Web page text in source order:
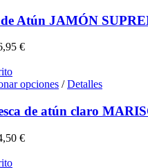
Atún JAMÓN
€
opciones / Detalles
de atún claro
€